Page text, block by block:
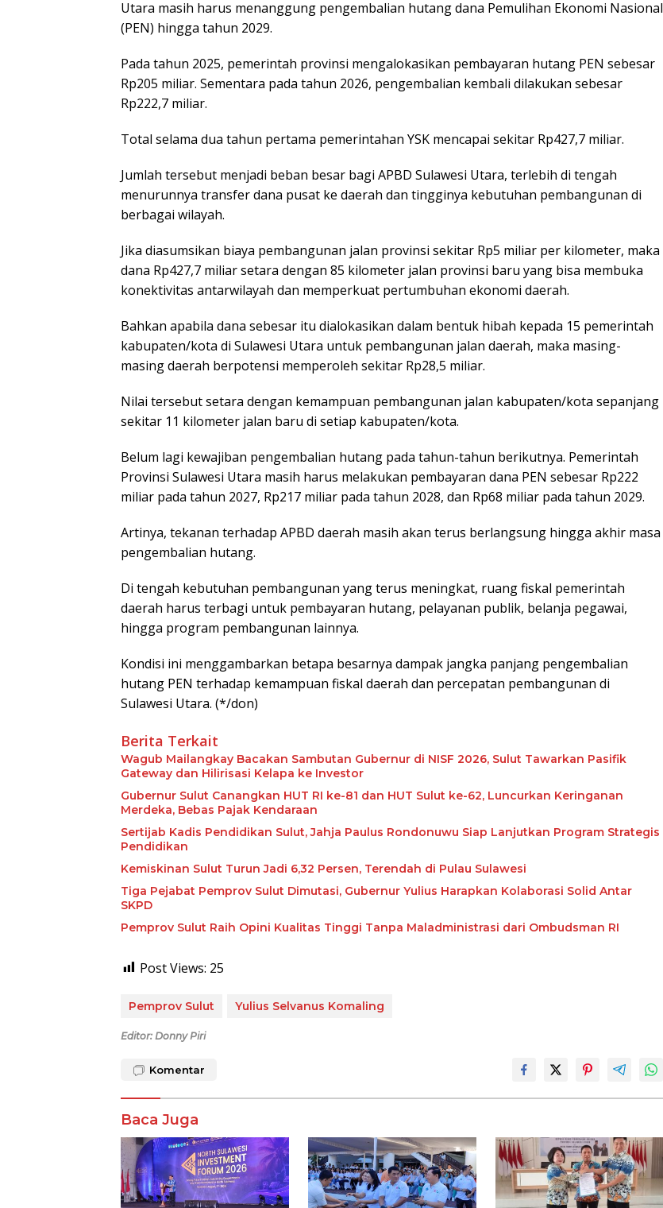
Utara masih harus menanggung pengembalian hutang dana Pemulihan Ekonomi Nasional
(PEN) hingga tahun 2029.
Pada tahun 2025, pemerintah provinsi mengalokasikan pembayaran hutang PEN sebesar
Rp205 miliar. Sementara pada tahun 2026, pengembalian kembali dilakukan sebesar
Rp222,7 miliar.
Total selama dua tahun pertama pemerintahan YSK mencapai sekitar Rp427,7 miliar.
Jumlah tersebut menjadi beban besar bagi APBD Sulawesi Utara, terlebih di tengah
menurunnya transfer dana pusat ke daerah dan tingginya kebutuhan pembangunan di
berbagai wilayah.
Jika diasumsikan biaya pembangunan jalan provinsi sekitar Rp5 miliar per kilometer, maka
dana Rp427,7 miliar setara dengan 85 kilometer jalan provinsi baru yang bisa membuka
konektivitas antarwilayah dan memperkuat pertumbuhan ekonomi daerah.
Bahkan apabila dana sebesar itu dialokasikan dalam bentuk hibah kepada 15 pemerintah
kabupaten/kota di Sulawesi Utara untuk pembangunan jalan daerah, maka masing-
masing daerah berpotensi memperoleh sekitar Rp28,5 miliar.
Nilai tersebut setara dengan kemampuan pembangunan jalan kabupaten/kota sepanjang
sekitar 11 kilometer jalan baru di setiap kabupaten/kota.
Belum lagi kewajiban pengembalian hutang pada tahun-tahun berikutnya. Pemerintah
Provinsi Sulawesi Utara masih harus melakukan pembayaran dana PEN sebesar Rp222
miliar pada tahun 2027, Rp217 miliar pada tahun 2028, dan Rp68 miliar pada tahun 2029.
Artinya, tekanan terhadap APBD daerah masih akan terus berlangsung hingga akhir masa
pengembalian hutang.
Di tengah kebutuhan pembangunan yang terus meningkat, ruang fiskal pemerintah
daerah harus terbagi untuk pembayaran hutang, pelayanan publik, belanja pegawai,
hingga program pembangunan lainnya.
Kondisi ini menggambarkan betapa besarnya dampak jangka panjang pengembalian
hutang PEN terhadap kemampuan fiskal daerah dan percepatan pembangunan di
Sulawesi Utara. (*/don)
Berita Terkait
Wagub Mailangkay Bacakan Sambutan Gubernur di NISF 2026, Sulut Tawarkan Pasifik
Gateway dan Hilirisasi Kelapa ke Investor
Gubernur Sulut Canangkan HUT RI ke-81 dan HUT Sulut ke-62, Luncurkan Keringanan
Merdeka, Bebas Pajak Kendaraan
Sertijab Kadis Pendidikan Sulut, Jahja Paulus Rondonuwu Siap Lanjutkan Program Strategis
Pendidikan
Kemiskinan Sulut Turun Jadi 6,32 Persen, Terendah di Pulau Sulawesi
Tiga Pejabat Pemprov Sulut Dimutasi, Gubernur Yulius Harapkan Kolaborasi Solid Antar
SKPD
Pemprov Sulut Raih Opini Kualitas Tinggi Tanpa Maladministrasi dari Ombudsman RI
Post Views: 25
Pemprov Sulut Yulius Selvanus Komaling
Editor: Donny Piri
Komentar
Baca Juga